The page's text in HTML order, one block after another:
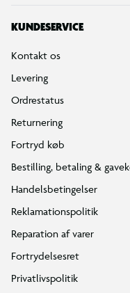
KUNDESERVICE
Kontakt os
Levering
Ordrestatus
Returnering
Fortryd køb
Bestilling, betaling &
Handelsbetingelser
Reklamationspolitik
Reparation af varer
Fortrydelsesret
Privatlivspolitik